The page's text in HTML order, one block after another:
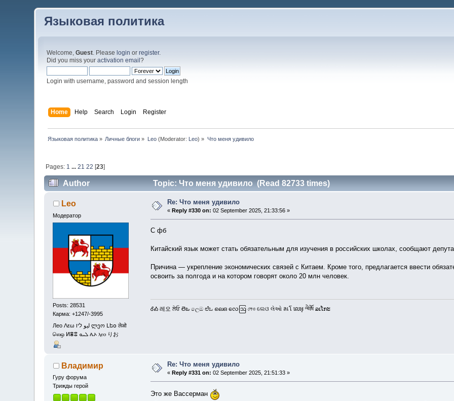
Языковая политика
Welcome,Guest. Please login orregister.
Did you miss youractivation email?
Login with username, password and session length
Home Help Search Login Register
Языковая политика» Личные блоги » Leo(Moderator: Leo) » Что меня удивило
Pages: 1 ... 21 22 [23]
Author Topic: Что меня удивило (Read 82733 times)
Leo
Модератор
Posts: 28531
Карма: +1247/-3995
Лео Λεω ليو ליו ლეო Լեօ लेओ
லெஒ ⵍⴻⵓ ܠܝܘ ሌኦ ⲗⲉⲟ りお
Re: Что меня удивило
« Reply #330 on: 02 September 2025, 21:33:56 »
С фб
Китайский язык может стать обязательным для изучения в российских школах, сообщают
Причина — укрепление экономических связей с Китаем. Кроме того, предлагается ввести
освоить за полгода и на котором говорят около 20 млн человек.
ᎴᎣ 레오 ਲੇਓ లెఒ ලෙඔ ಲೆಒ ലെഒ လေဩ লেও ଲେଓ લેઓ ลเโ លេអុ ལེཨོ ລເໂກະ
Владимир
Гуру форума
Трижды герой
Re: Что меня удивило
« Reply #331 on: 02 September 2025, 21:51:33 »
Это же Вассерман